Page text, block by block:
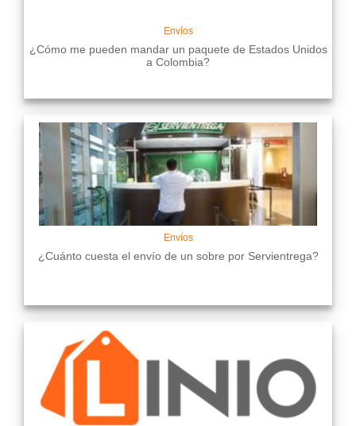
Envíos
¿Cómo me pueden mandar un paquete de Estados Unidos
a Colombia?
Envíos
¿Cuánto cuesta el envío de un sobre por Servientrega?